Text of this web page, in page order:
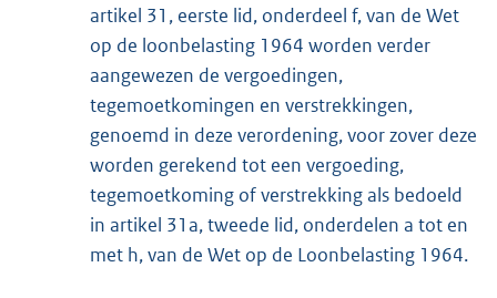
artikel 31, eerste lid, onderdeel f, van de Wet
op de loonbelasting 1964 worden verder
aangewezen de vergoedingen,
tegemoetkomingen en verstrekkingen,
genoemd in deze verordening, voor zover deze
worden gerekend tot een vergoeding,
tegemoetkoming of verstrekking als bedoeld
in artikel 31a, tweede lid, onderdelen a tot en
met h, van de Wet op de Loonbelasting 1964.